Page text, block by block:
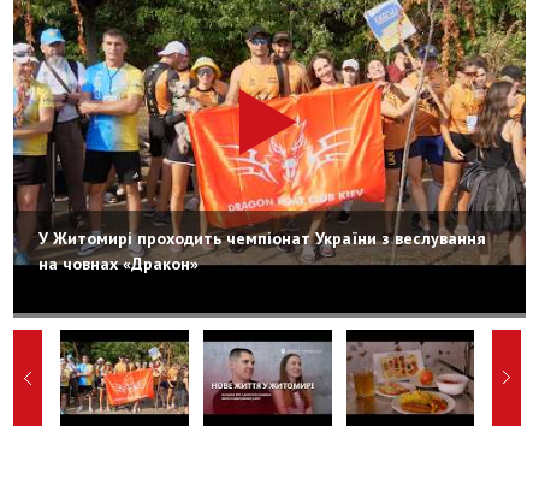
У Житомирі проходить чемпіонат України з веслування
на човнах «Дракон»